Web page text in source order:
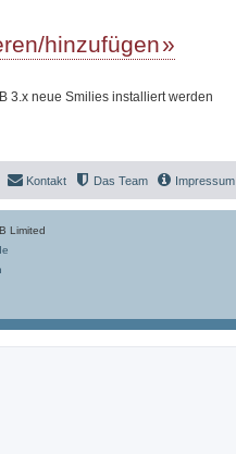
hinzufügen
3.x neue Smilies installiert werden
Impressum
Das Team
Kontakt
Limited